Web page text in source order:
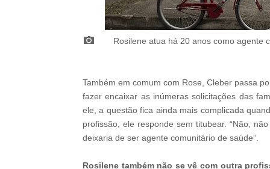
Rosilene atua há 20 anos como agente
Também em comum com Rose, Cleber passa
fazer encaixar as inúmeras solicitações das
ele, a questão fica ainda mais complicada
profissão, ele responde sem titubear. “Não,
deixaria de ser agente comunitário de saúde”.
Rosilene também não se vê com outra